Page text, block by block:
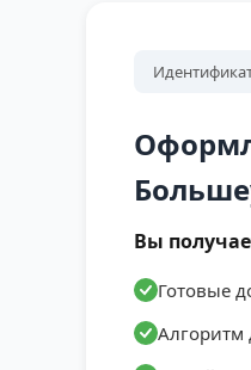
Вы
Готовые
Алгоритм